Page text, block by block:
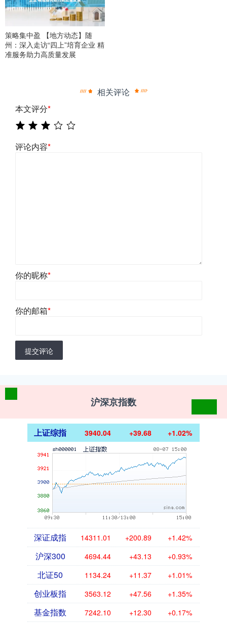
策略集中盈 【地方动态】随
州：深入走访“四上”培育企业 精
准服务助力高质量发展
相关评论
本文评分*
评论内容*
你的昵称*
你的邮箱*
提交评论
沪深京指数
上证综指 3940.04 +39.68 +1.02%
深证成指 14311.01 +200.89 +1.42%
沪深300 4694.44 +43.13 +0.93%
北证50 1134.24 +11.37 +1.01%
创业板指 3563.12 +47.56 +1.35%
基金指数 7242.10 +12.30 +0.17%